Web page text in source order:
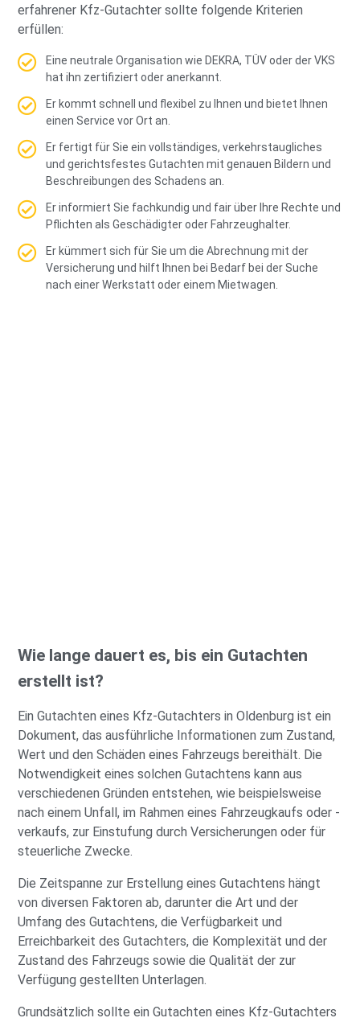
erfahrener Kfz-Gutachter sollte folgende Kriterien
erfüllen:
Eine neutrale Organisation wie DEKRA, TÜV oder der VKS
hat ihn zertifiziert oder anerkannt.
Er kommt schnell und flexibel zu Ihnen und bietet Ihnen
einen Service vor Ort an.
Er fertigt für Sie ein vollständiges, verkehrstaugliches
und gerichtsfestes Gutachten mit genauen Bildern und
Beschreibungen des Schadens an.
Er informiert Sie fachkundig und fair über Ihre Rechte und
Pflichten als Geschädigter oder Fahrzeughalter.
Er kümmert sich für Sie um die Abrechnung mit der
Versicherung und hilft Ihnen bei Bedarf bei der Suche
nach einer Werkstatt oder einem Mietwagen.
Wie lange dauert es, bis ein Gutachten
erstellt ist?
Ein Gutachten eines Kfz-Gutachters in Oldenburg ist ein
Dokument, das ausführliche Informationen zum Zustand,
Wert und den Schäden eines Fahrzeugs bereithält. Die
Notwendigkeit eines solchen Gutachtens kann aus
verschiedenen Gründen entstehen, wie beispielsweise
nach einem Unfall, im Rahmen eines Fahrzeugkaufs oder -
verkaufs, zur Einstufung durch Versicherungen oder für
steuerliche Zwecke.
Die Zeitspanne zur Erstellung eines Gutachtens hängt
von diversen Faktoren ab, darunter die Art und der
Umfang des Gutachtens, die Verfügbarkeit und
Erreichbarkeit des Gutachters, die Komplexität und der
Zustand des Fahrzeugs sowie die Qualität der zur
Verfügung gestellten Unterlagen.
Grundsätzlich sollte ein Gutachten eines Kfz-Gutachters